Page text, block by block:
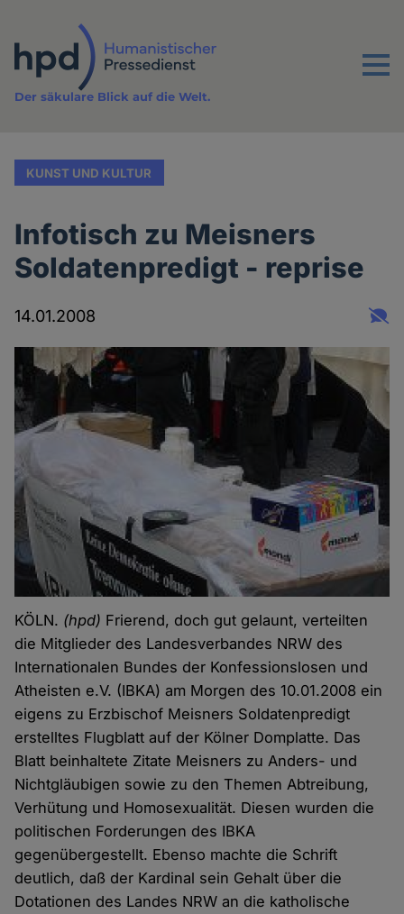
Inhalt
Menu
Der säkulare Blick auf die Welt.
KUNST UND KULTUR
Infotisch zu Meisners
Soldatenpredigt - reprise
14.01.2008
KÖLN. (hpd) Frierend, doch gut gelaunt, verteilten
die Mitglieder des Landesverbandes NRW des
Internationalen Bundes der Konfessionslosen und
Atheisten e.V. (IBKA) am Morgen des 10.01.2008 ein
eigens zu Erzbischof Meisners Soldatenpredigt
erstelltes Flugblatt auf der Kölner Domplatte. Das
Blatt beinhaltete Zitate Meisners zu Anders- und
Nichtgläubigen sowie zu den Themen Abtreibung,
Verhütung und Homosexualität. Diesen wurden die
politischen Forderungen des IBKA
gegenübergestellt. Ebenso machte die Schrift
deutlich, daß der Kardinal sein Gehalt über die
Dotationen des Landes NRW an die katholische